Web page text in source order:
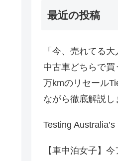
最近の投稿
「今、売れてる
中古車どちらで
万kmのリセール
ながら徹底解説し
Testing
【車中泊女子】